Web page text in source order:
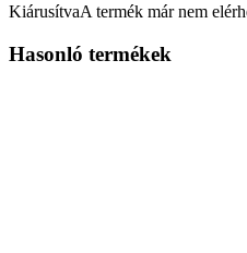
KiárusítvaA termék már nem
Hasonló termékek